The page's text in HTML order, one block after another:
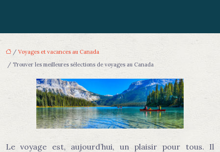
/ Voyages et vacances au Canada
/ Trouver les meilleures sélections de voyages au Canada
Le voyage est, aujourd’hui, un plaisir pour tous. Il